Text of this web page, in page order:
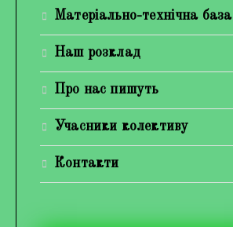
Матеріально-технічна база
Наш розклад
Про нас пишуть
Учасники колективу
Контакти